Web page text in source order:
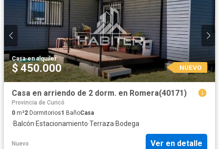
Casa·en alquiler
$ 450.000 NUEVO
Casa en arriendo de 2 dorm. en Romera(40171)
Provincia de Curicó
0 m²2 Dormitorios1 BañoCasa
·Balcón·Estacionamiento·Terraza·Bodega
Nuevo Ver en detalle